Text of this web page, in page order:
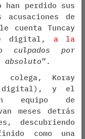
perdido sus
de
cuenta Tuncay
digital, a la
culpados por
absoluto”.
Koray
digital), y el
equipo de
meses detrás
descubriendo
como una